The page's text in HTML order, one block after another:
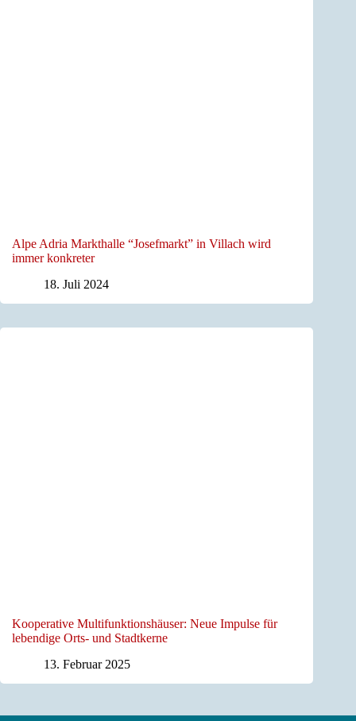
Alpe Adria Markthalle “Josefmarkt” in Villach wird
immer konkreter
18. Juli 2024
Kooperative Multifunktionshäuser: Neue Impulse für
lebendige Orts- und Stadtkerne
13. Februar 2025